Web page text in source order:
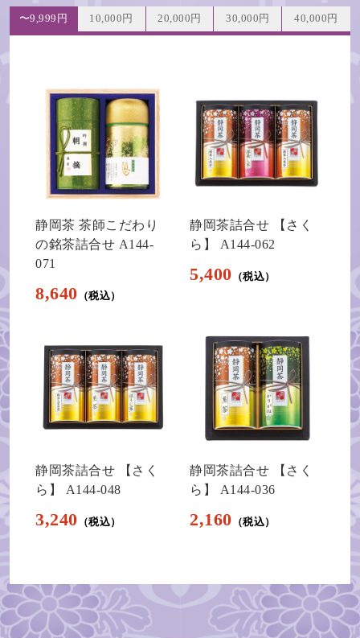
〜9,999円 10,000円 20,000円 30,000円 40,000円
静岡茶 茶師こだわり
の銘茶詰合せ A144-
071
8,640
静岡茶詰合せ 【さく
ら】 A144-062
5,400
静岡茶詰合せ 【さく
ら】 A144-048
3,240
静岡茶詰合せ 【さく
ら】 A144-036
2,160